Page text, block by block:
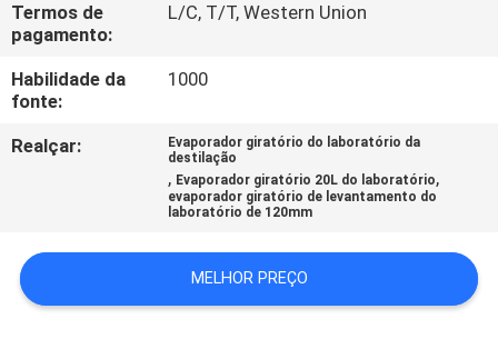
PEÇA
UMAS
CITAÇÕES
DO
SITE
Termos de
pagamento:
L/C, T/T, Western Union
Habilidade da
fonte:
1000
Realçar:
Evaporador giratório do laboratório da
destilação
, Evaporador giratório 20L do laboratório,
evaporador giratório de levantamento do
laboratório de 120mm
MELHOR PREÇO